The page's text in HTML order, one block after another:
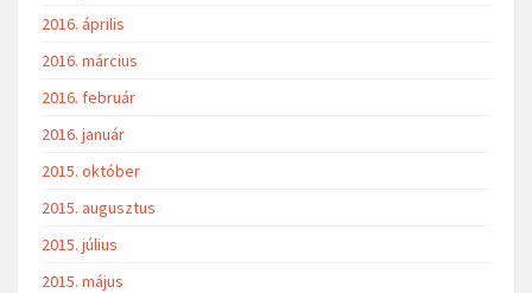
2016. április
2016. március
2016. február
2016. január
2015. október
2015. augusztus
2015. július
2015. május